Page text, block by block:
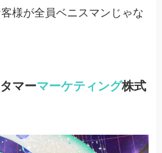
様が全員ベニスマンじゃな
マーマーケティング株式